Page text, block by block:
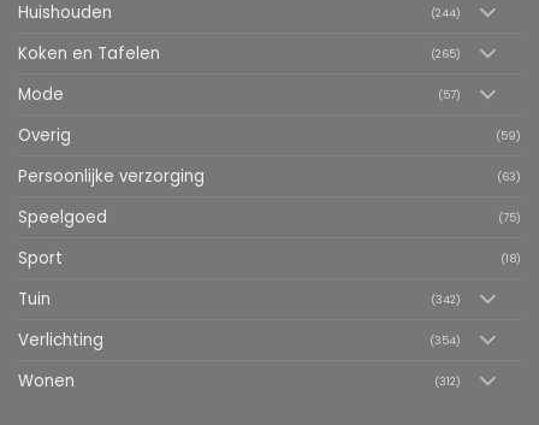
Huishouden (244)
Koken en Tafelen (265)
Mode (57)
Overig (59)
Persoonlijke verzorging (63)
Speelgoed (75)
Sport (18)
Tuin (342)
Verlichting (354)
Wonen (312)